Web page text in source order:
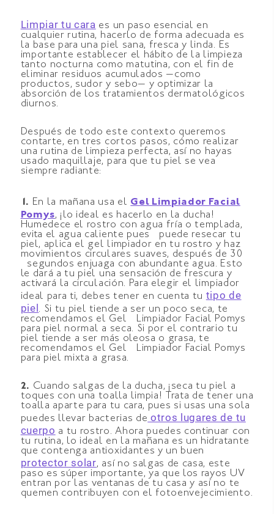
Limpiar tu cara es un paso esencial en
cualquier rutina, hacerlo de forma adecuada es
la base para una piel sana, fresca y linda. Es
importante establecer el hábito de la limpieza
tanto nocturna como matutina, con el fin de
eliminar residuos acumulados —como
productos, sudor y sebo— y optimizar la
absorción de los tratamientos dermatológicos
diurnos.
Después de todo este contexto queremos
contarte, en tres cortos pasos, cómo realizar
una rutina de limpieza perfecta, así no hayas
usado maquillaje, para que tu piel se vea
siempre radiante:
1. En la mañana usa el Gel Limpiador Facial
Pomys, ¡lo ideal es hacerlo en la ducha!
Humedece el rostro con agua fría o templada,
evita el agua caliente pues puede resecar tu
piel, aplica el gel limpiador en tu rostro y haz
movimientos circulares suaves, después de 30
segundos enjuaga con abundante agua. Esto
le dará a tu piel una sensación de frescura y
activará la circulación. Para elegir el limpiador
ideal para ti, debes tener en cuenta tu tipo de
piel. Si tu piel tiende a ser un poco seca, te
recomendamos el Gel Limpiador Facial Pomys
para piel normal a seca. Si por el contrario tu
piel tiende a ser más oleosa o grasa, te
recomendamos el Gel Limpiador Facial Pomys
para piel mixta a grasa.
2. Cuando salgas de la ducha, ¡seca tu piel a
toques con una toalla limpia! Trata de tener una
toalla aparte para tu cara, pues si usas una sola
puedes llevar bacterias de otros lugares de tu
cuerpo a tu rostro. Ahora puedes continuar con
tu rutina, lo ideal en la mañana es un hidratante
que contenga antioxidantes y un buen
protector solar, así no salgas de casa, este
paso es súper importante, ya que los rayos UV
entran por las ventanas de tu casa y así no te
quemen contribuyen con el fotoenvejecimiento.